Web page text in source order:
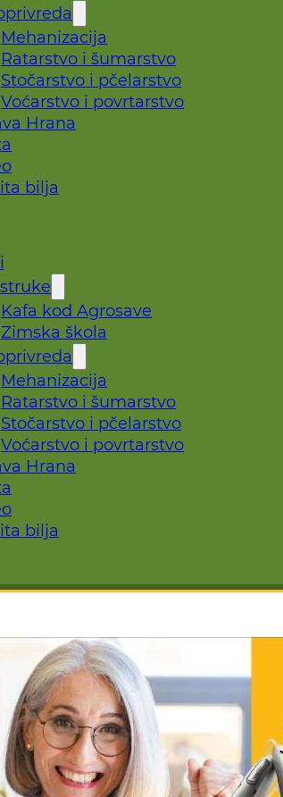
Mehanizacija
Ratarstvo i šumarstvo
Stočarstvo i pčelarstvo
Voćarstvo i povrtarstvo
Hrana
bilja
Kafa kod Agrosave
Zimska škola
Mehanizacija
Ratarstvo i šumarstvo
Stočarstvo i pčelarstvo
Voćarstvo i povrtarstvo
Hrana
bilja